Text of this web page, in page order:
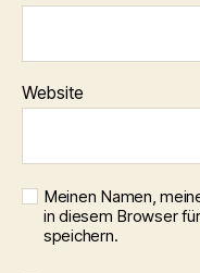
Website
Meinen Namen,
in diesem Browser
speichern.